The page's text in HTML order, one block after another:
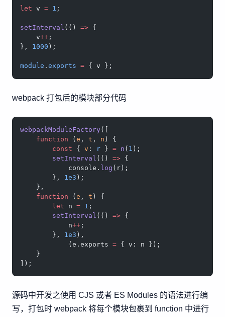
let v = 1 ;
setInterval (() => {
    v
++ ;
}, 1000 );
module .exports = { v };
webpack 打包后的模块部分代码
webpackModuleFactory([
    function
(e , t , n ) {
        const
{ v : r } = n ( 1 );
        setInterval
(() => {
            console.
log (r);
        },
1e3 );
    },
    function
(e , t ) {
        let
n = 1 ;
        setInterval
(() => {
            n
++ ;
        },
1e3 ),
            (e.exports
= { v: n });
    }
]);
源码中开发之使用 CJS 或者 ES Modules 的语法进行编
写，打包时 webpack 将每个模块包裹到 function 中进行